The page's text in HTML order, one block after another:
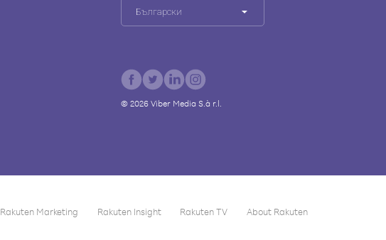
Български
© 2026 Viber Media S.à r.l.
Rakuten Marketing Rakuten Insight Rakuten TV About Rakuten